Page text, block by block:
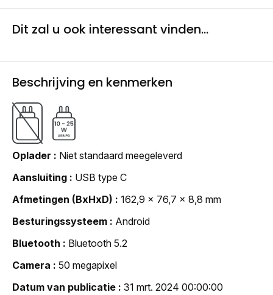
Dit zal u ook interessant vinden...
Beschrijving en kenmerken
Oplader
Niet standaard meegeleverd
Aansluiting
USB type C
Afmetingen (BxHxD)
162,9 x 76,7 x 8,8 mm
Besturingssysteem
Android
Bluetooth
Bluetooth 5.2
Camera
50 megapixel
Datum van publicatie
31 mrt. 2024 00:00:00